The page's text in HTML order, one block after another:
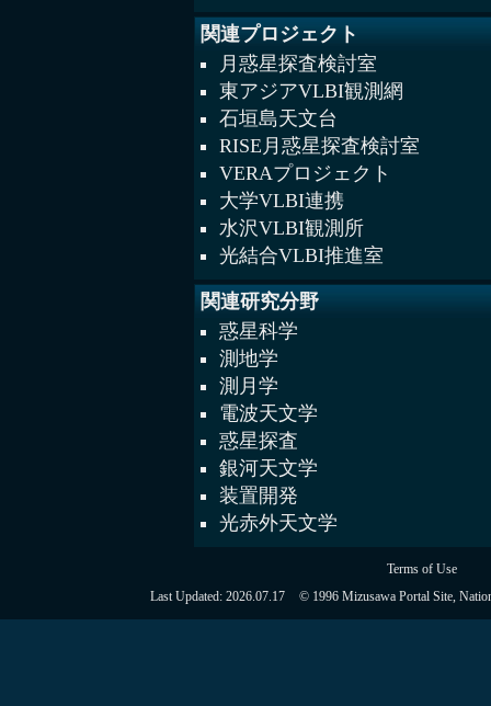
関連プロジェクト
月惑星探査検討室
東アジアVLBI観測網
石垣島天文台
RISE月惑星探査検討室
VERAプロジェクト
大学VLBI連携
水沢VLBI観測所
光結合VLBI推進室
関連研究分野
惑星科学
測地学
測月学
電波天文学
惑星探査
銀河天文学
装置開発
光赤外天文学
Terms of Use
Last Updated: 2026.07.17 © 1996 Mizusawa Portal Site,